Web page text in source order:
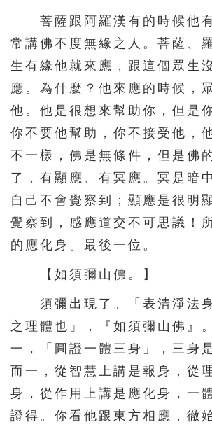
菩薩跟阿羅漢有的時候他有
常講佛不度無緣之人。菩薩、
生有緣他就來應，跟這個眾生
應。為什麼？他來應的時候，
他。他是很想來幫助你，但是
你不要他幫助，你不接受他，
不一樣，佛是無條件，但是佛
了，有顯應、有冥應。冥是暗
自己不會覺察到；顯應是很明
覺察到，感應道交不可思議！
的應化身。最後一位。
【如須彌山佛。】
須彌出現了。「表清淨法
之理體也」，『如須彌山佛』
一，「圓證一體三身」，三身
而一，從智慧上講是報身，從
身，從作用上講是應化身，一
證得。你看他跟東方相應，徹